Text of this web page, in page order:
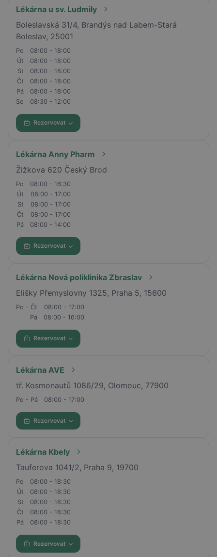
Lékárna u sv. Ludmily
Boleslavská 31/4, Brandýs nad Labem-Stará
Boleslav, 25001
Po
08:00 - 18:00
Út
08:00 - 18:00
St
08:00 - 18:00
Čt
08:00 - 18:00
Pá
08:00 - 18:00
So
08:30 - 12:00
Rezervovat
Lékárna Anny Pharm
Žižkova 620 Český Brod
Po
08:00 - 16:30
Út
08:00 - 17:00
St
08:00 - 17:00
Čt
08:00 - 17:00
Pá
08:00 - 14:00
Rezervovat
Lékárna Nová poliklinika Zbraslav
Elišky Přemyslovny 1325, Praha 5, 15600
Po - Čt
08:00 - 17:00
Pá
08:00 - 16:00
Rezervovat
Lékárna AVE
tř. Kosmonautů 1086/29, Olomouc, 77900
Po - Pá 08:00 - 17:00
Rezervovat
Lékárna Kbely
Tauferova 1041/2, Praha 9, 19700
Po
08:00 - 18:30
Út
08:00 - 18:30
St
08:00 - 18:30
Čt
08:00 - 18:30
Pá
08:00 - 18:30
Rezervovat